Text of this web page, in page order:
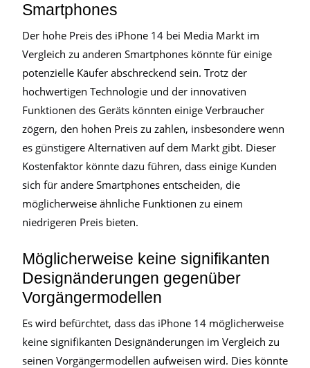
Smartphones
Der hohe Preis des iPhone 14 bei Media Markt im
Vergleich zu anderen Smartphones könnte für einige
potenzielle Käufer abschreckend sein. Trotz der
hochwertigen Technologie und der innovativen
Funktionen des Geräts könnten einige Verbraucher
zögern, den hohen Preis zu zahlen, insbesondere wenn
es günstigere Alternativen auf dem Markt gibt. Dieser
Kostenfaktor könnte dazu führen, dass einige Kunden
sich für andere Smartphones entscheiden, die
möglicherweise ähnliche Funktionen zu einem
niedrigeren Preis bieten.
Möglicherweise keine signifikanten
Designänderungen gegenüber
Vorgängermodellen
Es wird befürchtet, dass das iPhone 14 möglicherweise
keine signifikanten Designänderungen im Vergleich zu
seinen Vorgängermodellen aufweisen wird. Dies könnte